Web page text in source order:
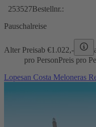
253527Bestellnr.:
Pauschalreise
Alter Preisab €1.022,-
pro PersonPreis pro
Lopesan Costa Meloneras